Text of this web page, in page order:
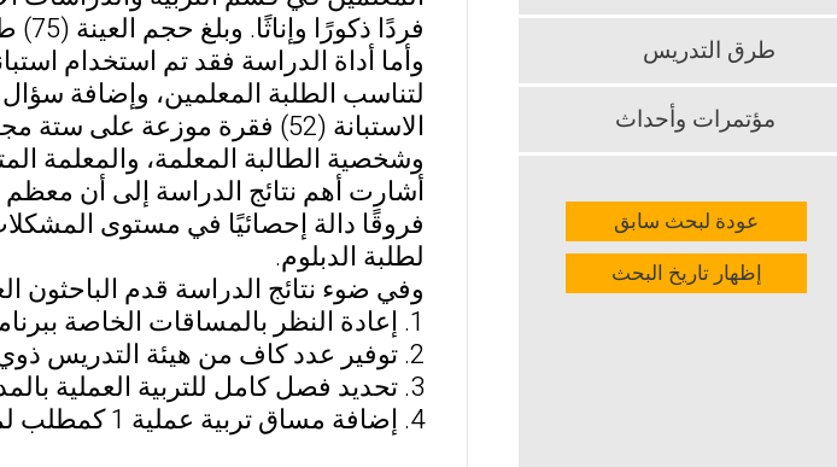
فردًا ذكورًا وإناثًا. وبلغ حجم العينة (75) طالبة معلمة وتمت مقابلاتهن عن طريق الاتصال المباشر.
لتناسب الطلبة المعلمين، وإضافة
الاستبانة (52) فقرة موزعة
وشخصية الطالبة المعلمة، والمعلمة
أشارت أهم نتائج الدراسة إلى أن
فروقًا دالة إحصائيًا في مستوى
لطلبة الدبلوم.
وفي ضوء نتائج الدراسة قدم الباحثون
1. إعادة النظر بالمساقات الخاصة ببرنامج التأهيل التربوي.
2. توفير عدد كاف من هيئة التدريس ذوي التخصص للإشراف على التربية العملية.
3. تحديد فصل كامل للتربية العملية بالمدارس وعدم اختصاره بيومين اسبوعيًا.
4. إضافة مساق تربية عملية 1 كمطلب لمساق تربية عملية 2.
طرق التدريس
مؤتمرات وأحداث
عودة لبحث سابق
إظهار تاريخ البحث